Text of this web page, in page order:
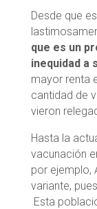
Desde que
que es un
inequidad a
mayor renta
cantidad de
vieron
Hasta la
vacunación
por ejemplo,
variante,
Esta